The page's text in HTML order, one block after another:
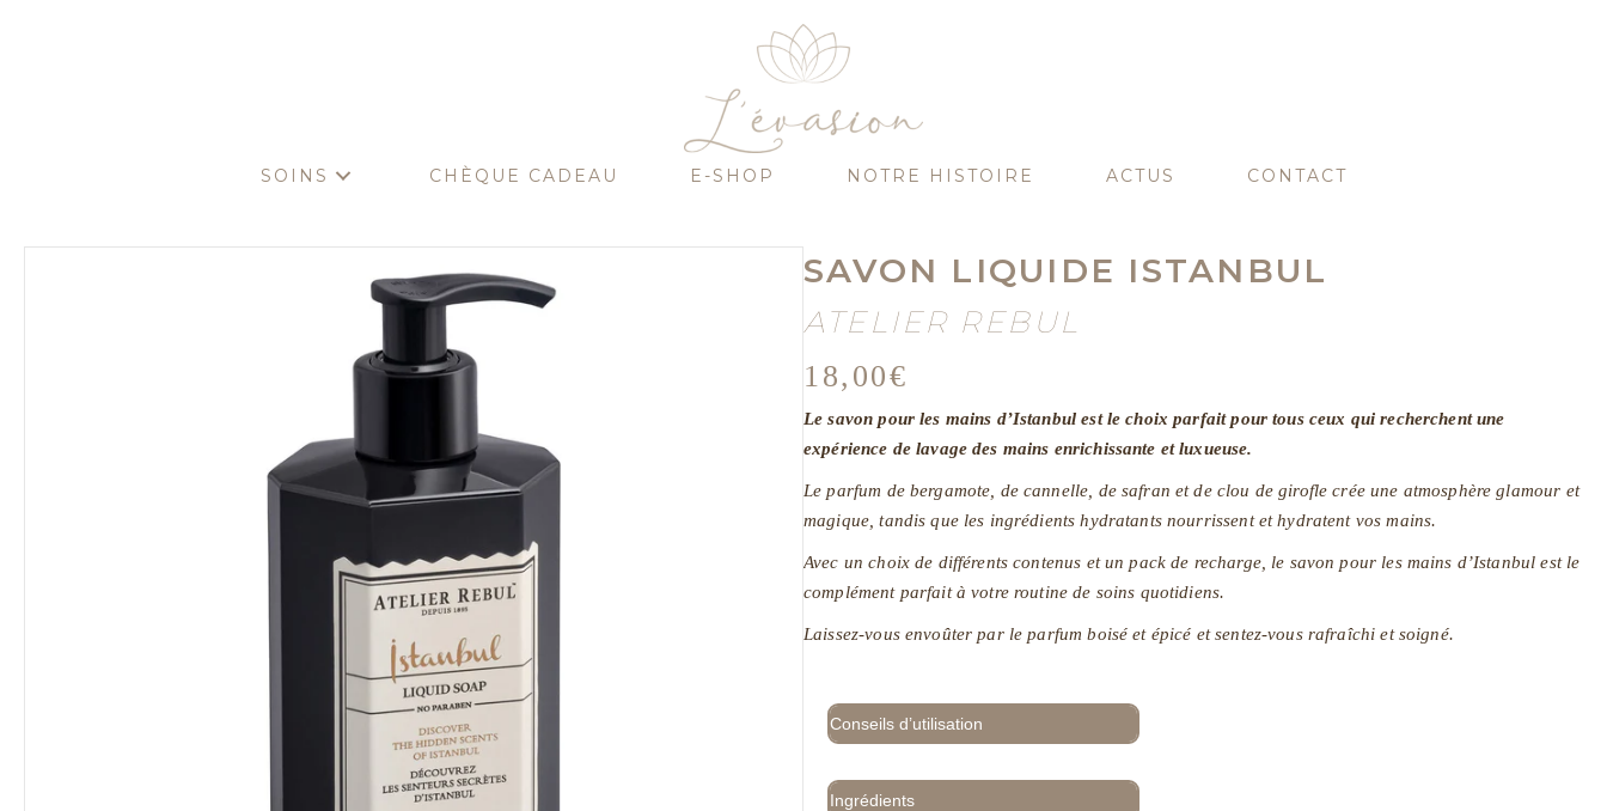
SOINS CHÈQUE CADEAU E-SHOP NOTRE HISTOIRE ACTUS CONTACT
SAVON LIQUIDE ISTANBUL
ATELIER REBUL
18,00€
Le savon pour les mains d’Istanbul est le choix parfait pour tous ceux qui recherchent une
expérience de lavage des mains enrichissante et luxueuse.
Le parfum de bergamote, de cannelle, de safran et de clou de girofle crée une atmosphère glamour et
magique, tandis que les ingrédients hydratants nourrissent et hydratent vos mains.
Avec un choix de différents contenus et un pack de recharge, le savon pour les mains d’Istanbul est le
complément parfait à votre routine de soins quotidiens.
Laissez-vous envoûter par le parfum boisé et épicé et sentez-vous rafraîchi et soigné.
Conseils d’utilisation
Ingrédients